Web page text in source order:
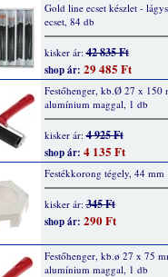
Gold line ecset készlet -
ecset, 84 db
kisker ár:42 835 Ft
shop ár: 29 485 Ft
Festőhenger, kb.Ø 27 x 150
alumínium maggal, 1 db
kisker ár:4 925 Ft
shop ár: 4 135 Ft
Festékkorong tégely, 44 mm
kisker ár:345 Ft
shop ár: 290 Ft
Festőhenger, kb.ø 27 x 75
alumínium maggal, 1 db